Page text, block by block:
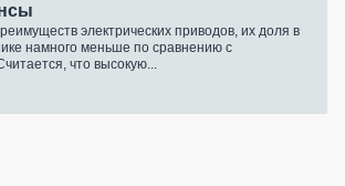
электрических приводов, их доля в
намного меньше по сравнению с
что высокую...